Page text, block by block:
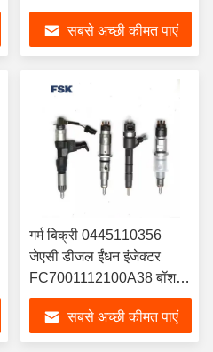
DLLA144P1050 इंजेक्टर
0445120304 के लिए
सबसे अच्छी कीमत पाएं
गर्म बिक्री 0445110356
जेएसी डीजल ईंधन इंजेक्टर
FC7001112100A38 बॉश
110 श्रृंखला
सबसे अच्छी कीमत पाएं